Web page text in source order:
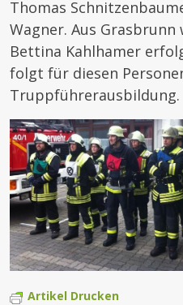
Thomas
Wagner. Aus
Bettina Kahlhamer
folgt für diesen
Truppführerausbildung.
Artikel Drucken